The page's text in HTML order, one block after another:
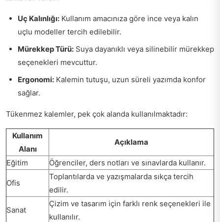
Uç Kalınlığı: Kullanım amacınıza göre ince veya kalın
uçlu modeller tercih edilebilir.
Mürekkep Türü: Suya dayanıklı veya silinebilir mürekkep
seçenekleri mevcuttur.
Ergonomi: Kalemin tutuşu, uzun süreli yazımda konfor
sağlar.
Tükenmez kalemler, pek çok alanda kullanılmaktadır:
Kullanım
Alanı
Açıklama
Eğitim Öğrenciler, ders notları ve sınavlarda kullanır.
Ofis
Toplantılarda ve yazışmalarda sıkça tercih
edilir.
Sanat
Çizim ve tasarım için farklı renk seçenekleri ile
kullanılır.